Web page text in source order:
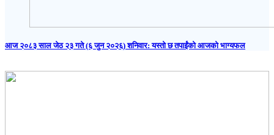
आज २०८३ साल जेठ २३ गते (६ जुन २०२६) शनिवार: यस्तो छ तपाईंको आजको भाग्यफल